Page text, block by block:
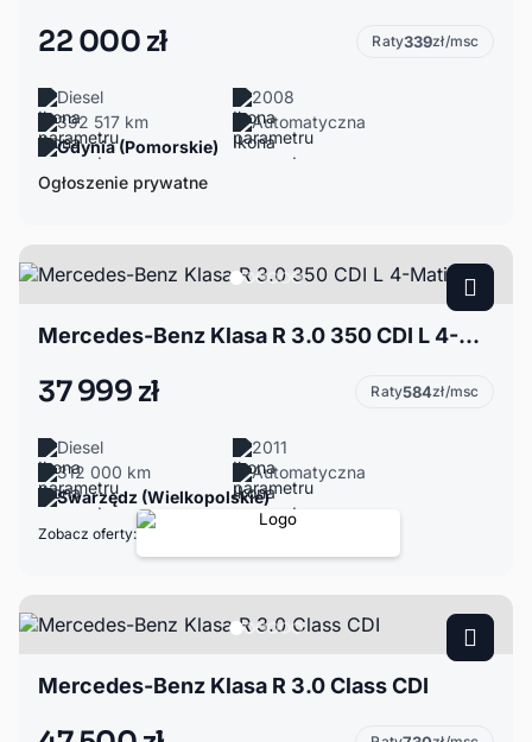
22 000 zł Raty339zł/msc
Diesel
2008
392 517 km
Automatyczna
Gdynia (Pomorskie)
Ogłoszenie prywatne
Mercedes-Benz Klasa R 3.0 350 CDI L 4-Matic
37 999 zł Raty584zł/msc
Diesel
2011
312 000 km
Automatyczna
Swarzędz (Wielkopolskie)
Zobacz oferty:
Mercedes-Benz Klasa R 3.0 Class CDI